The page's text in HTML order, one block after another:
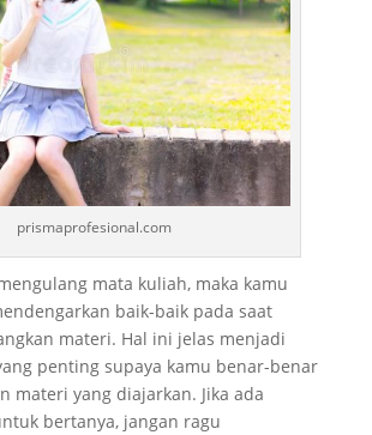
prismaprofesional.com
mata kuliah, maka kamu
baik-baik pada saat
materi. Hal ini jelas menjadi
penting supaya kamu benar-benar
materi yang diajarkan. Jika ada
bertanya, jangan ragu